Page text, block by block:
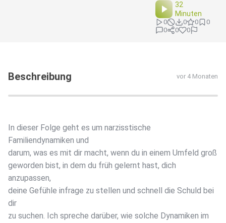
32
Minuten
0 0 0
0
0
0 0
Beschreibung vor 4 Monaten
In dieser Folge geht es um narzisstische
Familiendynamiken und
darum, was es mit dir macht, wenn du in einem Umfeld groß
geworden bist, in dem du früh gelernt hast, dich
anzupassen,
deine Gefühle infrage zu stellen und schnell die Schuld bei
dir
zu suchen. Ich spreche darüber, wie solche Dynamiken im